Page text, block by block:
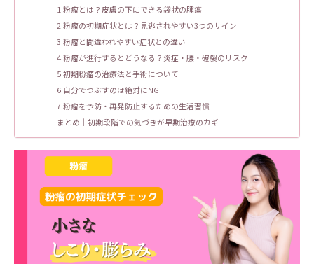
1.粉瘤とは？皮膚の下にできる袋状の腫瘍
2.粉瘤の初期症状とは？見逃されやすい3つのサイン
3.粉瘤と間違われやすい症状との違い
4.粉瘤が進行するとどうなる？炎症・膿・破裂のリスク
5.初期粉瘤の治療法と手術について
6.自分でつぶすのは絶対にNG
7.粉瘤を予防・再発防止するための生活習慣
まとめ｜初期段階での気づきが早期治療のカギ